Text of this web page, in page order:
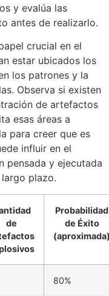
y evalúa las
antes de realizarlo.
crucial en el
estar ubicados los
los patrones y la
Observa si existen
de artefactos
esas áreas a
para creer que es
influir en el
pensada y ejecutada
plazo.
de
Probabilidad
de Éxito
80%